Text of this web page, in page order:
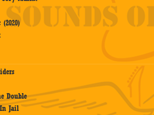
Double
Jail